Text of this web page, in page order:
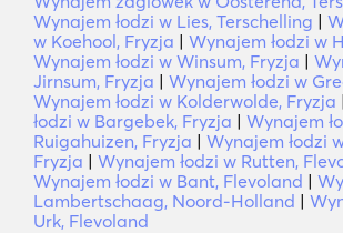
Wynajem łodzi w Lies, Terschelling |
w Koehool, Fryzja | Wynajem łodzi w
Wynajem łodzi w Winsum, Fryzja |
Jirnsum, Fryzja | Wynajem łodzi w
Wynajem łodzi w Kolderwolde, Fryzja |
łodzi w Bargebek, Fryzja | Wynajem
Ruigahuizen, Fryzja | Wynajem łodzi
Fryzja | Wynajem łodzi w Rutten,
Wynajem łodzi w Bant, Flevoland |
Lambertschaag, Noord-Holland |
Urk, Flevoland